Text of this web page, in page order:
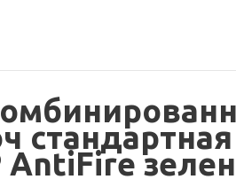
AntiFire